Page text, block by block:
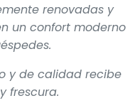
renovadas y
un confort moderno
y de calidad recibe
frescura.